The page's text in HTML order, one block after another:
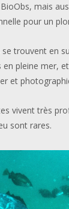
mais
pour un
trouvent en
pleine mer,
et
vivent très
sont rares.